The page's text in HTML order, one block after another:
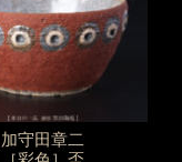
加守田章二